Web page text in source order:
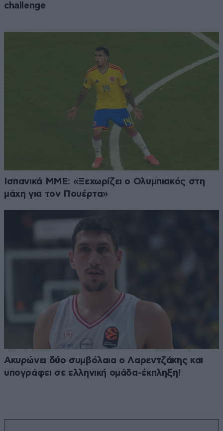
challenge
Ισπανικά ΜΜΕ: «Ξεχωρίζει ο Ολυμπιακός στη
μάχη για τον Πουέρτα»
Ακυρώνει δύο συμβόλαια ο Λαρεντζάκης και
υπογράφει σε ελληνική ομάδα-έκπληξη!